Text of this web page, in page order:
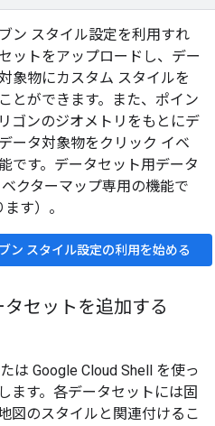
ン スタイル設定を利用すれ
ットをアップロードし、デー
象物にカスタム スタイルを
とができます。また、ポイン
ゴンのジオメトリをもとにデ
ータ対象物をクリック イベ
です。データセット用データ
クターマップ専用の機能で
す）。
ン スタイル設定の利用を始める
セットを追加する
は Google Cloud Shell を使っ
ます。各データセットには固
図のスタイルと関連付けるこ